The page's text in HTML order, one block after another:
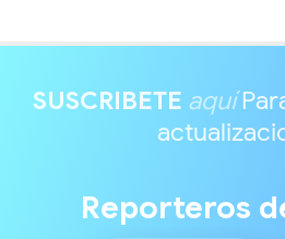
SUSCRIBETE aquí
Reporteros